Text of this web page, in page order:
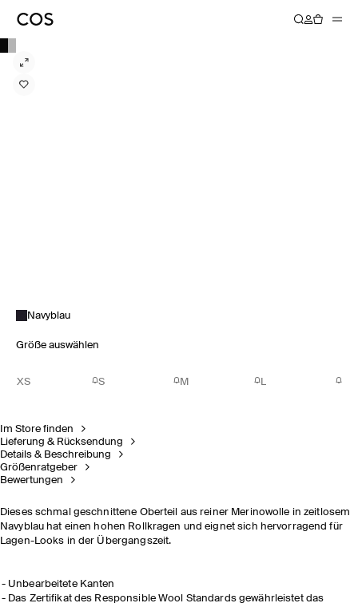
Navyblau
Größe auswählen
XS S M L
Im Store finden
Lieferung & Rücksendung
Details & Beschreibung
Größenratgeber
Bewertungen
Dieses schmal geschnittene Oberteil aus reiner Merinowolle in zeitlosem
Navyblau hat einen hohen Rollkragen und eignet sich hervorragend für
Lagen-Looks in der Übergangszeit.
Unbearbeitete Kanten
Das Zertifikat des Responsible Wool Standards gewährleistet das